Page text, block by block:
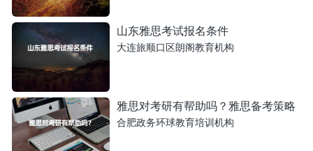
山东雅思考试报名条件
大连旅顺口区朗阁教育机构
雅思对考研有帮助吗？雅思备考策略
合肥政务环球教育培训机构